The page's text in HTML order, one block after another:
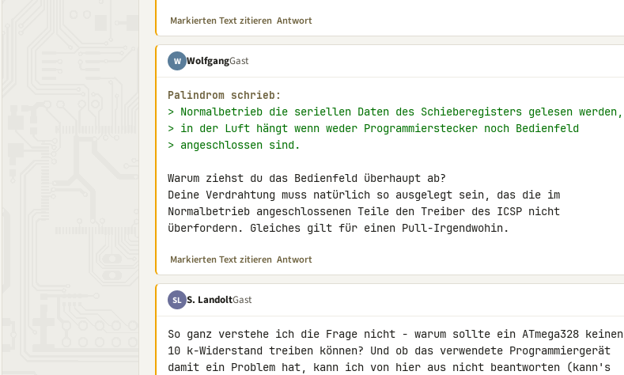
Markierten Text zitieren Antwort
W WolfgangGast
Palindrom schrieb:
> Normalbetrieb die seriellen Daten des Schieberegisters gelesen werden,
> in der Luft hängt wenn weder Programmierstecker noch Bedienfeld
> angeschlossen sind.
Warum ziehst du das Bedienfeld überhaupt ab?
Deine Verdrahtung muss natürlich so ausgelegt sein, das die im
Normalbetrieb angeschlossenen Teile den Treiber des ICSP nicht
überfordern. Gleiches gilt für einen Pull-Irgendwohin.
Markierten Text zitieren Antwort
SL S. LandoltGast
So ganz verstehe ich die Frage nicht - warum sollte ein ATmega328 keinen
10 k-Widerstand treiben können? Und ob das verwendete Programmiergerät
damit ein Problem hat, kann ich von hier aus nicht beantworten (kann's